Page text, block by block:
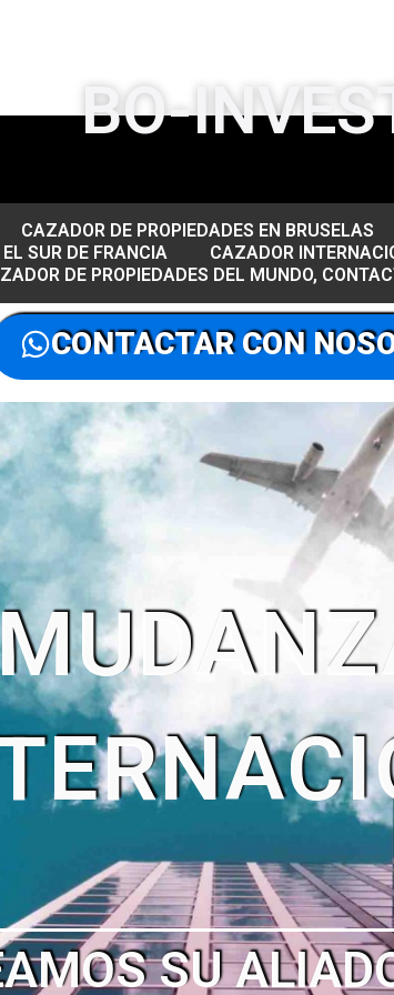
BO-
CAZADOR DE PROPIEDADES EN BRUSELAS
SUR DE FRANCIA
CAZADOR
DE PROPIEDADES DEL MUNDO,
CONTACTAR CON
SIN
QUE